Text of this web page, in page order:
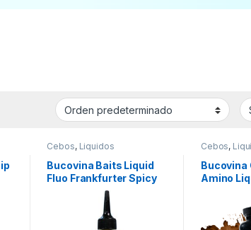
Cebos, Liquidos
Bucovina Baits Liquid
Fluo Frankfurter Spicy
Cebos,
Bucovina
Amino